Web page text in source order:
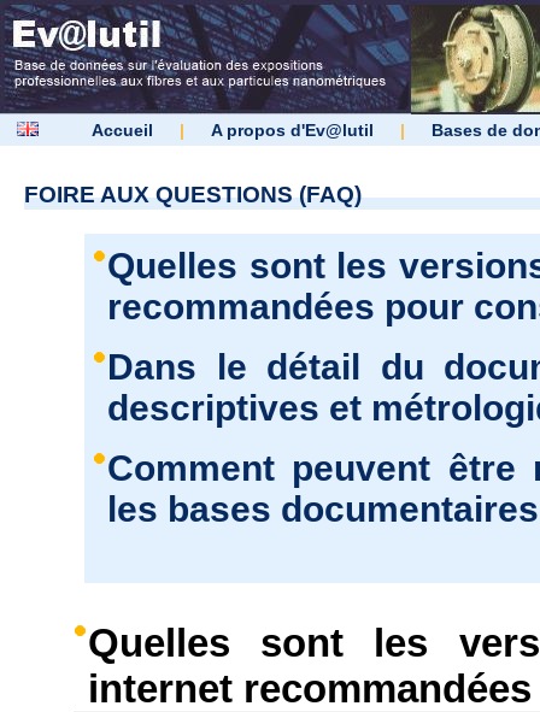
Accueil | A propos d'Ev@lutil | Bases de
FOIRE AUX QUESTIONS (FAQ)
Quelles sont les
recommandées pour
Dans le détail du
descriptives et
Comment peuvent
les bases
Quelles sont les
internet